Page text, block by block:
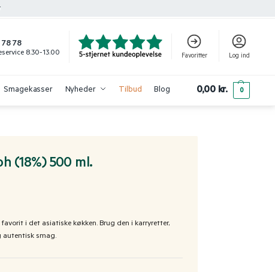
78 78
8.30-13.00 Favoritter Log ind
Smagekasser Nyheder Tilbud Blog 0,00 kr. 0
(18%) 500 ml.
i det asiatiske køkken. Brug den i karryretter,
autentisk smag.